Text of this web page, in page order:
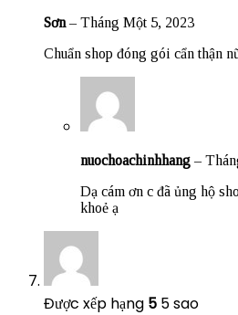
Sơn – Tháng Một 5, 2023
Chuẩn shop đóng gói cẩn thận
nuochoachinhhang –
Dạ cám ơn c đã ủng hộ
khoẻ ạ
Được xếp hạng 5 5 sao